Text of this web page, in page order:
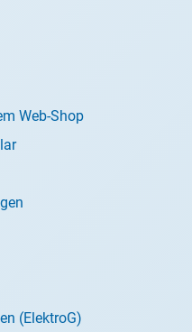
Web-Shop
(ElektroG)